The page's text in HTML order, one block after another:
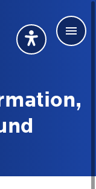
Übersetzung
Deutsch
in Google
erfahren